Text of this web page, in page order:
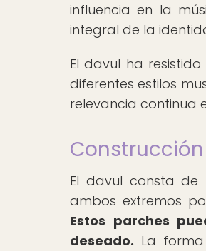
influencia en la
integral de la
El davul ha
diferentes estilos
relevancia continua
El davul consta de
ambos extremos
Estos parches
deseado. La